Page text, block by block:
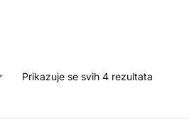
Prikazuje se svih 4 rezultata